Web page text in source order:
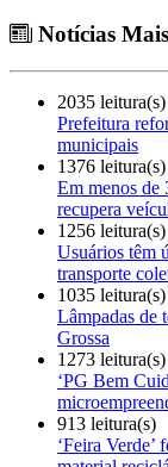
Notícias
2035 leitura(s)
Prefeitura
municipais
1376 leitura(s)
Em menos de
recupera
1256 leitura(s)
Usuários têm
transporte
1035 leitura(s)
Lâmpadas de
Grossa
1273 leitura(s)
‘PG Bem
913 leitura(s)
‘Feira Verde’